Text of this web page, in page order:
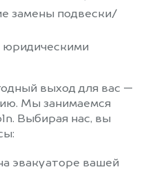
замены подвески/
юридическими
выход для вас —
Мы занимаемся
Выбирая нас, вы
эвакуаторе вашей